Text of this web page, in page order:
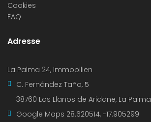
Cookies
FAQ
Adresse
La Palma 24, Immobilien
C. Fernández Taño, 5
38760 Los Llanos de Aridane, La Palma
Google Maps 28.620514, -17.905299